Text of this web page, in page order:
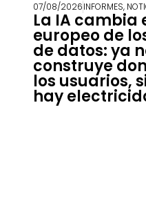
07/08/2026INFORMES,
La IA cambia
europeo de
de datos: ya
construye
los usuarios,
hay